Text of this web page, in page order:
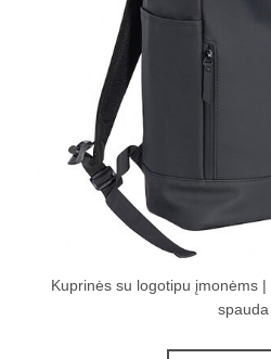
Kuprinės su logotipu įmonėms
spauda